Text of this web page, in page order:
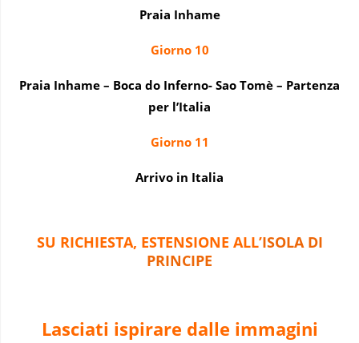
Praia Inhame
Giorno 10
Praia Inhame – Boca do Inferno- Sao Tomè – Partenza
per l’Italia
Giorno 11
Arrivo in Italia
SU RICHIESTA, ESTENSIONE ALL’ISOLA DI
PRINCIPE
Lasciati ispirare dalle immagini